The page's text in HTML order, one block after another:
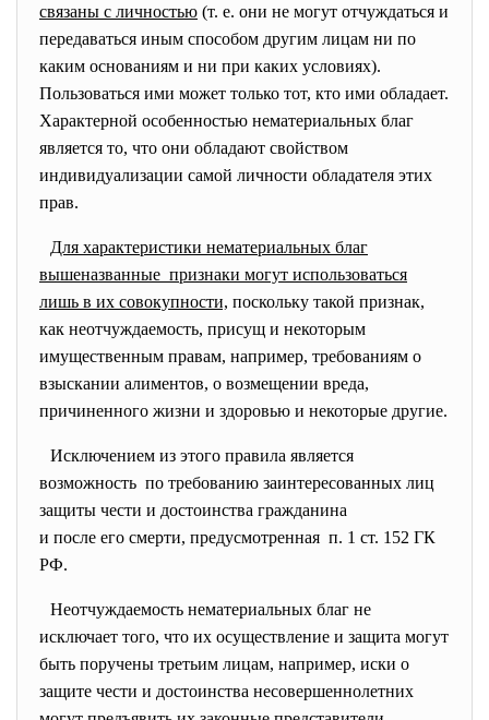
связаны с личностью (т. е. они не могут отчуждаться и
передаваться иным способом другим лицам ни по
каким основаниям и ни при каких условиях).
Пользоваться ими может только тот, кто ими обладает.
Характерной особенностью нематериальных благ
является то, что они обладают свойством
индивидуализации самой личности обладателя этих
прав.
Для характеристики нематериальных благ
вышеназванные признаки могут использоваться
лишь в их совокупности, поскольку такой признак,
как неотчуждаемость, присущ и некоторым
имущественным правам, например, требованиям о
взыскании алиментов, о возмещении вреда,
причиненного жизни и здоровью и некоторые другие.
Исключением из этого правила является
возможность по требованию заинтересованных лиц
защиты чести и достоинства гражданина
и после его смерти, предусмотренная п. 1 ст. 152 ГК
РФ.
Неотчуждаемость нематериальных благ не
исключает того, что их осуществление и защита могут
быть поручены третьим лицам, например, иски о
защите чести и достоинства несовершеннолетних